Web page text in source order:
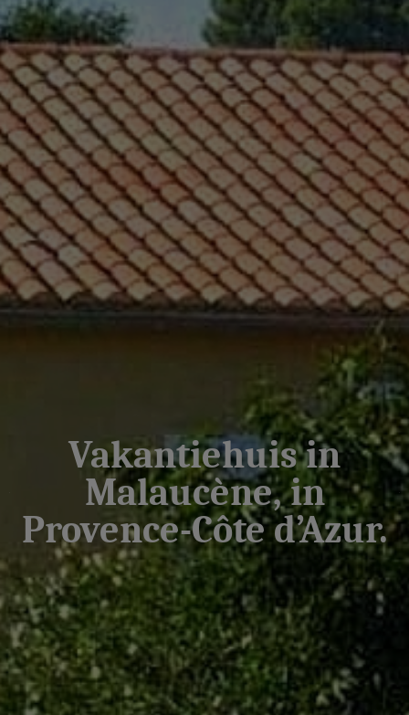
Vakantiehuis in
Malaucène, in
Provence-Côte d’Azur.